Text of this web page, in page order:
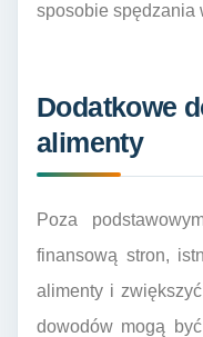
sposobie spędzania
Dodatkowe
alimenty
Poza
finansową stron,
alimenty i
dowodów mogą